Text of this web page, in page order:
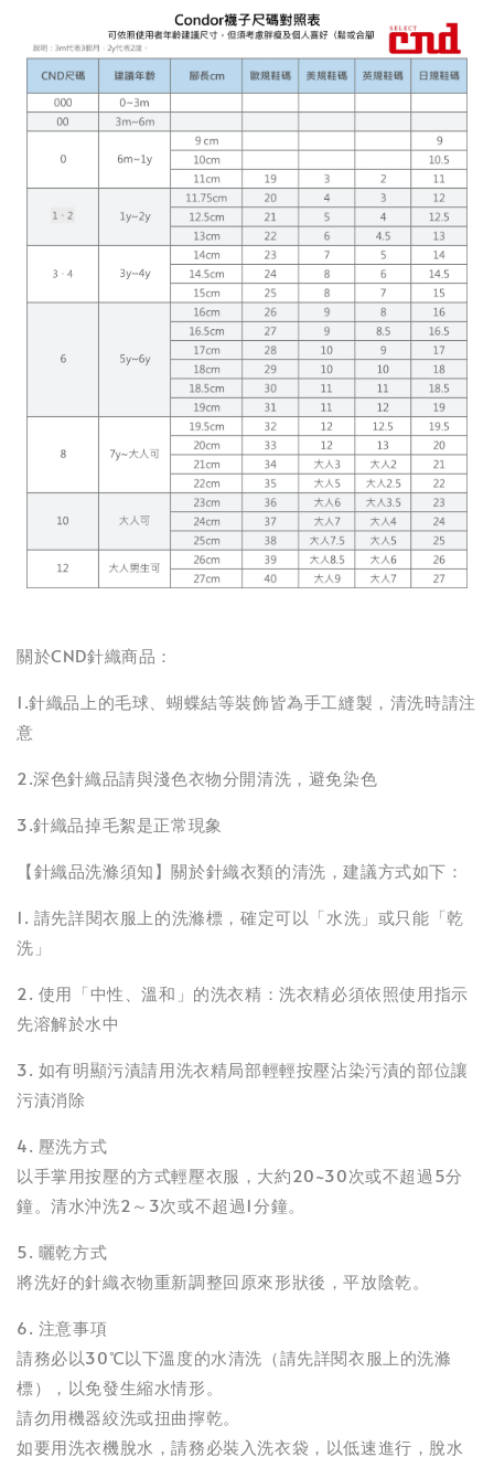
關於CND針織商品：
1.針織品上的毛球、蝴蝶結等裝飾皆為手工縫製，清洗時請注
意
2.深色針織品請與淺色衣物分開清洗，避免染色
3.針織品掉毛絮是正常現象
【針織品洗滌須知】關於針織衣類的清洗，建議方式如下：
1. 請先詳閱衣服上的洗滌標，確定可以「水洗」或只能「乾
洗」
2. 使用「中性、溫和」的洗衣精：洗衣精必須依照使用指示
先溶解於水中
3. 如有明顯污漬請用洗衣精局部輕輕按壓沾染污漬的部位讓
污漬消除
4. 壓洗方式
以手掌用按壓的方式輕壓衣服，大約20~30次或不超過5分
鐘。清水沖洗2～3次或不超過1分鐘。
5. 曬乾方式
將洗好的針織衣物重新調整回原來形狀後，平放陰乾。
6. 注意事項
請務必以30℃以下溫度的水清洗（請先詳閱衣服上的洗滌
標），以免發生縮水情形。
請勿用機器絞洗或扭曲擰乾。
如要用洗衣機脫水，請務必裝入洗衣袋，以低速進行，脫水